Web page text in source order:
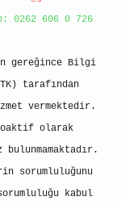
0262 606 0 726
gereğince Bilgi
tarafından
vermektedir.
olarak
bulunmamaktadır.
sorumluluğunu
kabul